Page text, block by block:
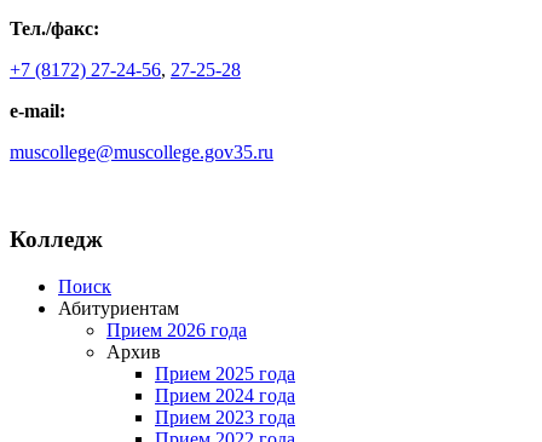
Тел./факс:
+7 (8172) 27-24-56, 27-25-28
e-mail:
muscollege@muscollege.gov35.ru
Колледж
Поиск
Абитуриентам
Прием 2026 года
Архив
Прием 2025 года
Прием 2024 года
Прием 2023 года